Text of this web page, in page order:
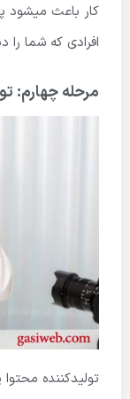
کار باعث میشود
افرادی که شما را
مرحله چهارم:
تولیدکننده